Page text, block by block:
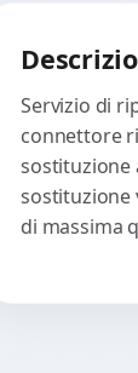
Servizio di
connettore
sostituzione
sostituzione
di massima